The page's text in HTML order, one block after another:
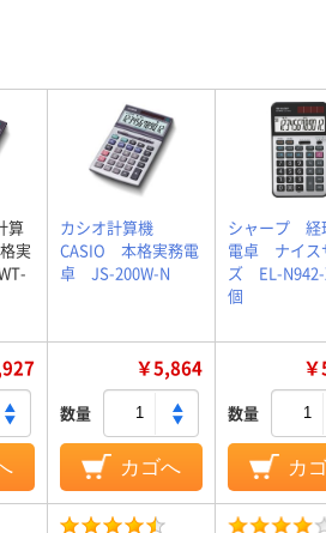
算
実
カシオ計算機
CASIO 本格実務電
卓 JS-200W-N
シャープ 経
電卓 ナイス
ズ EL-
個
￥5,864
数量
カゴへ
数量
カ